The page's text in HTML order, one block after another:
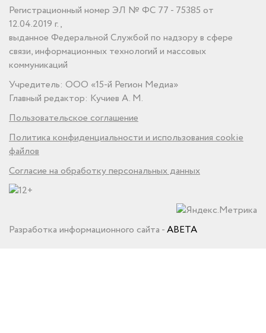
Регистрационный номер ЭЛ № ФС 77 - 75385 от
12.04.2019 г.,
выданное Федеральной Службой по надзору в сфере
связи, информационных технологий и массовых
коммуникаций
Учредитель: ООО «15-й Регион Медиа»
Главный редактор: Кучиев А. М.
Пользовательское соглашение
Политика конфиденциальности и использования cookie
файлов
Согласие на обработку персональных данных
Разработка информационного сайта -ABETA